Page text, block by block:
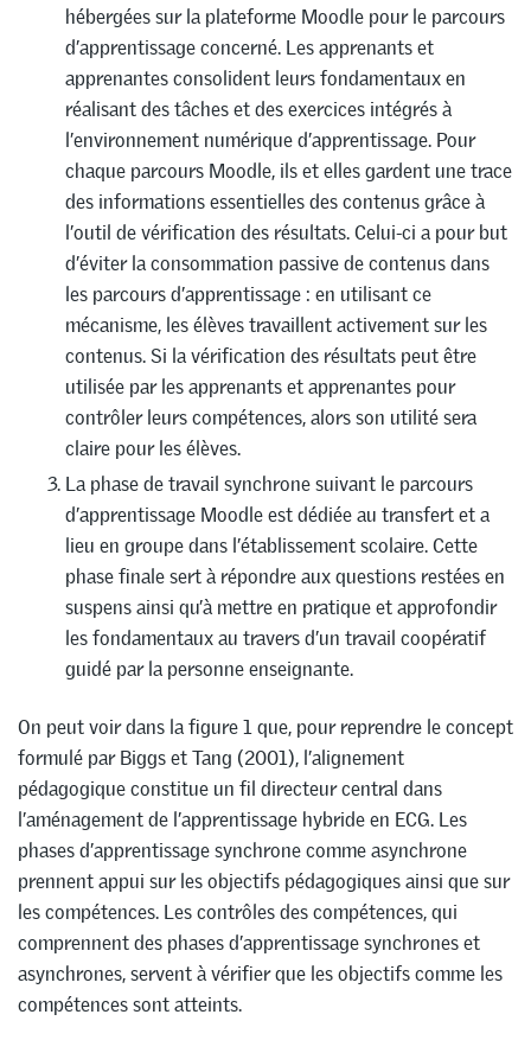
hébergées sur la plateforme Moodle pour le parcours
d’apprentissage concerné. Les apprenants et
apprenantes consolident leurs fondamentaux en
réalisant des tâches et des exercices intégrés à
l’environnement numérique d’apprentissage. Pour
chaque parcours Moodle, ils et elles gardent une trace
des informations essentielles des contenus grâce à
l’outil de vérification des résultats. Celui-ci a pour but
d’éviter la consommation passive de contenus dans
les parcours d’apprentissage : en utilisant ce
mécanisme, les élèves travaillent activement sur les
contenus. Si la vérification des résultats peut être
utilisée par les apprenants et apprenantes pour
contrôler leurs compétences, alors son utilité sera
claire pour les élèves.
La phase de travail synchrone suivant le parcours
d’apprentissage Moodle est dédiée au transfert et a
lieu en groupe dans l’établissement scolaire. Cette
phase finale sert à répondre aux questions restées en
suspens ainsi qu’à mettre en pratique et approfondir
les fondamentaux au travers d’un travail coopératif
guidé par la personne enseignante.
On peut voir dans la figure 1 que, pour reprendre le concept
formulé par Biggs et Tang (2001), l’alignement
pédagogique constitue un fil directeur central dans
l’aménagement de l’apprentissage hybride en ECG. Les
phases d’apprentissage synchrone comme asynchrone
prennent appui sur les objectifs pédagogiques ainsi que sur
les compétences. Les contrôles des compétences, qui
comprennent des phases d’apprentissage synchrones et
asynchrones, servent à vérifier que les objectifs comme les
compétences sont atteints.